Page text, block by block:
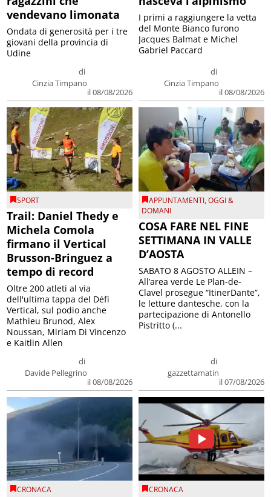
vendevano limonata
di
Cinzia Timpano
il 08/08/2026
Ondata di generosità per i tre
giovani della provincia di
Udine
di
Cinzia Timpano
il 08/08/2026
I primi a raggiungere la vetta
del Monte Bianco furono
Jacques Balmat e Michel
Gabriel Paccard
SPORT
Trail: Daniel Thedy e
Michela Comola
firmano il Vertical
Brusson-Bringuez a
tempo di record
di
Davide Pellegrino
il 08/08/2026
Oltre 200 atleti al via
dell'ultima tappa del Défì
Vertical, sul podio anche
Mathieu Brunod, Alex
Noussan, Miriam Di Vincenzo
e Kaitlin Allen
APPUNTAMENTI,OGGI &
DOMANI
COSA FARE NEL FINE
SETTIMANA IN VALLE
D’AOSTA
di
gazzettamatin
il 07/08/2026
SABATO 8 AGOSTO ALLEIN –
All’area verde Le Plan-de-
Clavel prosegue “ItinerDante”,
le letture dantesche, con la
partecipazione di Antonello
Pistritto (...
CRONACA CRONACA